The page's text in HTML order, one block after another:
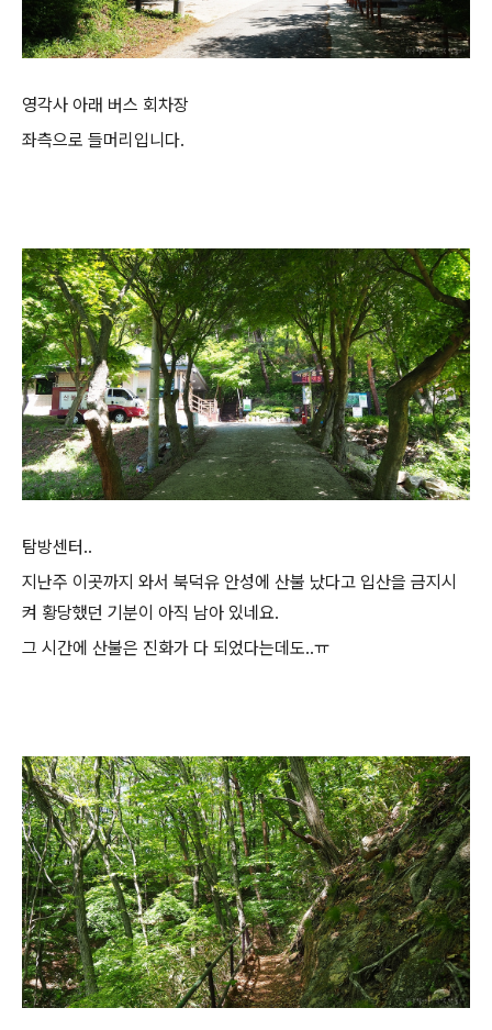
영각사 아래 버스 회차장
좌측으로 들머리입니다.
탐방센터..
지난주 이곳까지 와서 북덕유 안성에 산불 났다고 입산을 금지시
켜 황당했던 기분이 아직 남아 있네요.
그 시간에 산불은 진화가 다 되었다는데도..ㅠ